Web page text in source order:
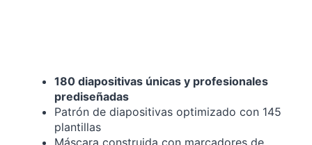
180 diapositivas únicas y profesionales
prediseñadas
Patrón de diapositivas optimizado con 145
plantillas